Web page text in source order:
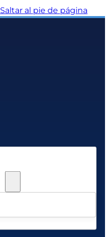
Saltar al pie de página